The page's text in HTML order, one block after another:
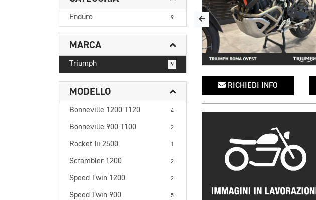
Enduro 9
MARCA
Triumph 9
MODELLO
Bonneville 1200 T120 4
Bonneville 900 T100 2
Rocket Iii 2500 1
Scrambler 1200 2
Speed Twin 1200 2
Speed Twin 900 5
RICHIEDI INFO